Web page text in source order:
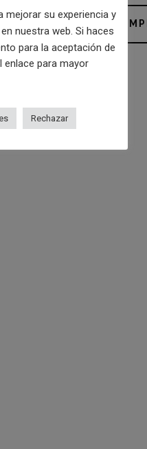
mejorar su experiencia y
nuestra web. Si haces
para la aceptación de
enlace para mayor
Rechazar